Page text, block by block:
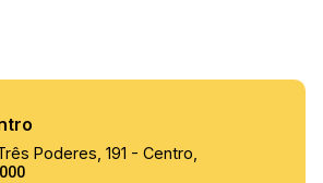
Poderes, 191 - Centro,